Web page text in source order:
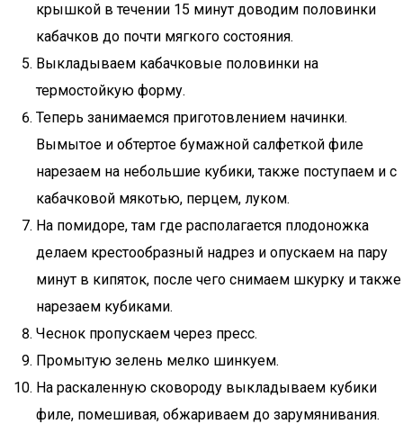
крышкой в течении 15 минут доводим половинки
кабачков до почти мягкого состояния.
Выкладываем кабачковые половинки на
термостойкую форму.
Теперь занимаемся приготовлением начинки.
Вымытое и обтертое бумажной салфеткой филе
нарезаем на небольшие кубики, также поступаем и с
кабачковой мякотью, перцем, луком.
На помидоре, там где располагается плодоножка
делаем крестообразный надрез и опускаем на пару
минут в кипяток, после чего снимаем шкурку и также
нарезаем кубиками.
Чеснок пропускаем через пресс.
Промытую зелень мелко шинкуем.
На раскаленную сковороду выкладываем кубики
филе, помешивая, обжариваем до зарумянивания.